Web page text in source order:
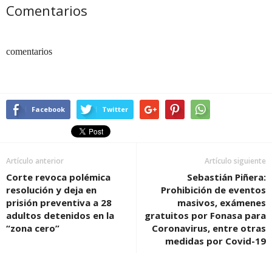
Comentarios
comentarios
Facebook Twitter
Artículo anterior
Corte revoca polémica
resolución y deja en
prisión preventiva a 28
adultos detenidos en la
“zona cero”
Artículo siguiente
Sebastián Piñera:
Prohibición de eventos
masivos, exámenes
gratuitos por Fonasa para
Coronavirus, entre otras
medidas por Covid-19